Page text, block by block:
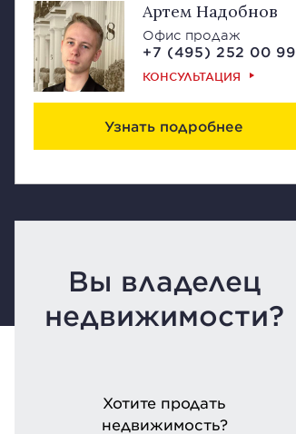
Артем Надобнов
Офис продаж
+7 (495) 252 00 99
КОНСУЛЬТАЦИЯ
Узнать подробнее
Вы владелец
недвижимости?
Хотите продать
недвижимость?